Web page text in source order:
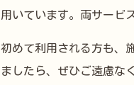
用いています。両サービ
初めて利用される方も、
ましたら、ぜひご遠慮な